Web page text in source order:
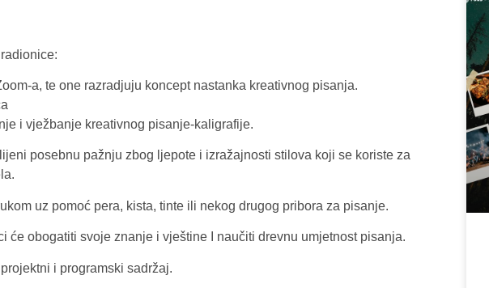
a, te one razradjuju koncept nastanka kreativnog pisanja.
i vježbanje kreativnog pisanje-kaligrafije.
posebnu pažnju zbog ljepote i izražajnosti stilova koji se koriste za
uz pomoć pera, kista, tinte ili nekog drugog pribora za pisanje.
će obogatiti svoje znanje i vještine I naučiti drevnu umjetnost pisanja.
i programski sadržaj.